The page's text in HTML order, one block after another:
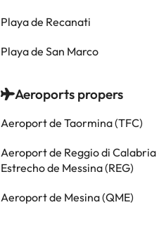
Playa de Recanati
Playa de San Marco
Aeroports propers
Aeroport de Taormina (TFC)
Aeroport de Reggio di Calabria
Estrecho de Messina (REG)
Aeroport de Mesina (QME)